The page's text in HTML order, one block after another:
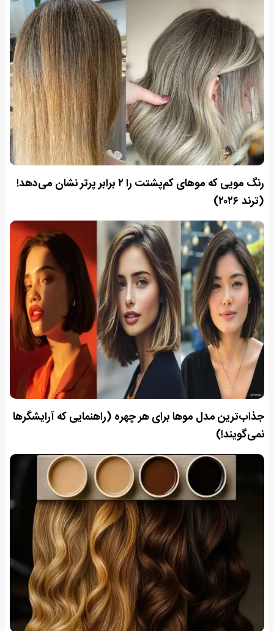
رنگ مویی که موهای کم‌پشتت را ۲ برابر پرتر نشان می‌دهد!
(ترند ۲۰۲۶)
جذاب‌ترین مدل موها برای هر چهره (راهنمایی که آرایشگرها
نمی‌گویند!)